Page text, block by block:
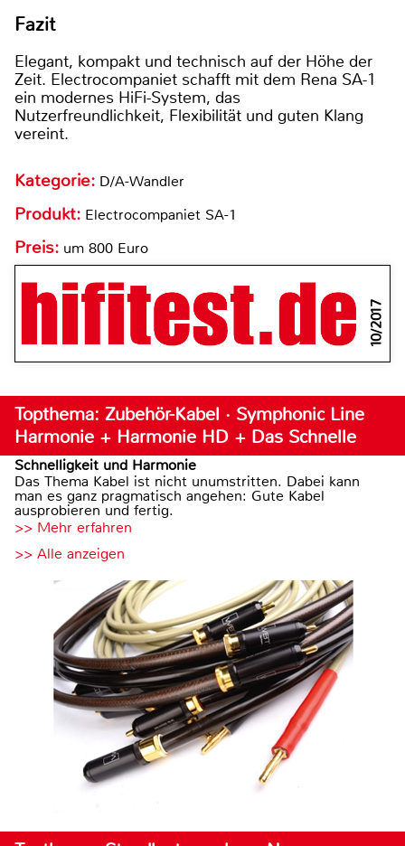
Fazit
Elegant, kompakt und technisch auf der Höhe der
Zeit. Electrocompaniet schafft mit dem Rena SA-1
ein modernes HiFi-System, das
Nutzerfreundlichkeit, Flexibilität und guten Klang
vereint.
Kategorie: D/A-Wandler
Produkt: Electrocompaniet SA-1
Preis: um 800 Euro
10/2017
Topthema: Zubehör-Kabel · Symphonic Line
Harmonie + Harmonie HD + Das Schnelle
Schnelligkeit und Harmonie
Das Thema Kabel ist nicht unumstritten. Dabei kann
man es ganz pragmatisch angehen: Gute Kabel
ausprobieren und fertig.
>> Mehr erfahren
>> Alle anzeigen